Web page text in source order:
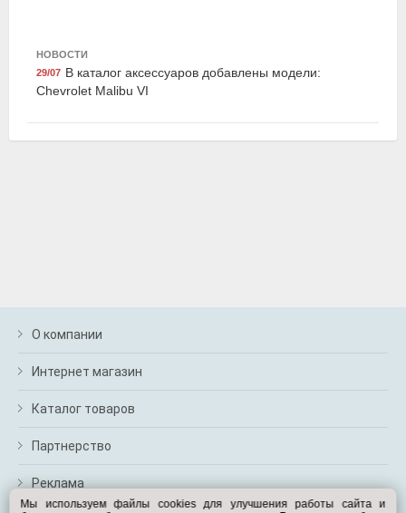
Ароматизатор гелевый "Aroma Motors", black star,
Дело техники 600746
НОВОСТИ
29/07 В каталог аксессуаров добавлены модели:
Chevrolet Malibu VI
О компании
Интернет магазин
Каталог товаров
Партнерство
Реклама
Мы используем файлы cookies для улучшения работы сайта и